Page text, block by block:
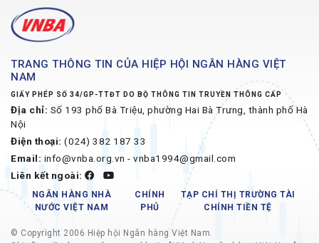
TRANG THÔNG TIN CỦA HIỆP HỘI NGÂN HÀNG VIỆT
NAM
GIẤY PHÉP SỐ 34/GP-TTĐT DO BỘ THÔNG TIN TRUYỀN THÔNG CẤP
Địa chỉ: Số 193 phố Bà Triệu, phường Hai Bà Trưng, thành phố Hà
Nội
Điện thoại: (024) 382 187 33
Email: info@vnba.org.vn - vnba1994@gmail.com
Liên kết ngoài:
NGÂN HÀNG NHÀ
NƯỚC VIỆT NAM
CHÍNH
PHỦ
TẠP CHÍ THỊ TRƯỜNG TÀI
CHÍNH TIỀN TỆ
© Copyright 2006 Hiệp hội Ngân hàng Việt Nam.